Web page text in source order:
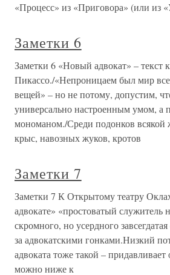
«Процесс» из «Приговора» (или из
Заметки 6
Заметки 6 «Новый адвокат» – текст
Пикассо./«Непроницаем был мир
вещей» – но не потому, допустим,
универсально настроенным умом, а
мономаном./Среди подонков всякой
крыс, навозных жуков, кротов
Заметки 7
Заметки 7 К Открытому театру
адвокате» «простоватый служитель
скромного, но усердного
за адвокатскими гонками.Низкий
адвоката тоже такой – придавливает
можно ниже к